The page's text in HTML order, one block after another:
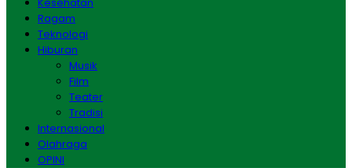
Ragam
Teknologi
Hiburan
Musik
Film
Teater
Tradisi
Internasional
Olahraga
OPINI